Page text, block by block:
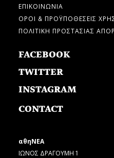
ΕΠΙΚΟΙΝΩΝΙΑ
ΟΡΟΙ & ΠΡΟΫΠΟΘΕΣΕΙΣ
ΠΟΛΙΤΙΚΗ ΠΡΟΣΤΑΣΙΑΣ
FACEBOOK
TWITTER
INSTAGRAM
CONTACT
αθηΝΕΑ
ΙΩΝΟΣ ΔΡΑΓΟΥΜΗ 1